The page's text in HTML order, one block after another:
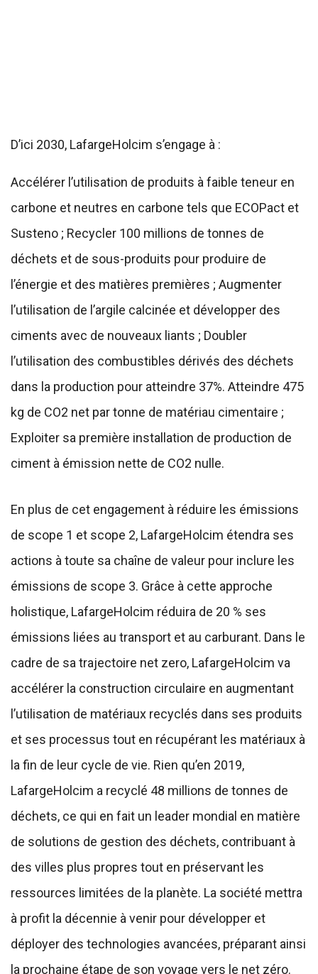
D’ici 2030, LafargeHolcim s’engage à :
Accélérer l’utilisation de produits à faible teneur en
carbone et neutres en carbone tels que ECOPact et
Susteno ; Recycler 100 millions de tonnes de
déchets et de sous-produits pour produire de
l’énergie et des matières premières ; Augmenter
l’utilisation de l’argile calcinée et développer des
ciments avec de nouveaux liants ; Doubler
l’utilisation des combustibles dérivés des déchets
dans la production pour atteindre 37%. Atteindre 475
kg de CO2 net par tonne de matériau cimentaire ;
Exploiter sa première installation de production de
ciment à émission nette de CO2 nulle.
En plus de cet engagement à réduire les émissions
de scope 1 et scope 2, LafargeHolcim étendra ses
actions à toute sa chaîne de valeur pour inclure les
émissions de scope 3. Grâce à cette approche
holistique, LafargeHolcim réduira de 20 % ses
émissions liées au transport et au carburant. Dans le
cadre de sa trajectoire net zero, LafargeHolcim va
accélérer la construction circulaire en augmentant
l’utilisation de matériaux recyclés dans ses produits
et ses processus tout en récupérant les matériaux à
la fin de leur cycle de vie. Rien qu’en 2019,
LafargeHolcim a recyclé 48 millions de tonnes de
déchets, ce qui en fait un leader mondial en matière
de solutions de gestion des déchets, contribuant à
des villes plus propres tout en préservant les
ressources limitées de la planète. La société mettra
à profit la décennie à venir pour développer et
déployer des technologies avancées, préparant ainsi
la prochaine étape de son voyage vers le net zéro.